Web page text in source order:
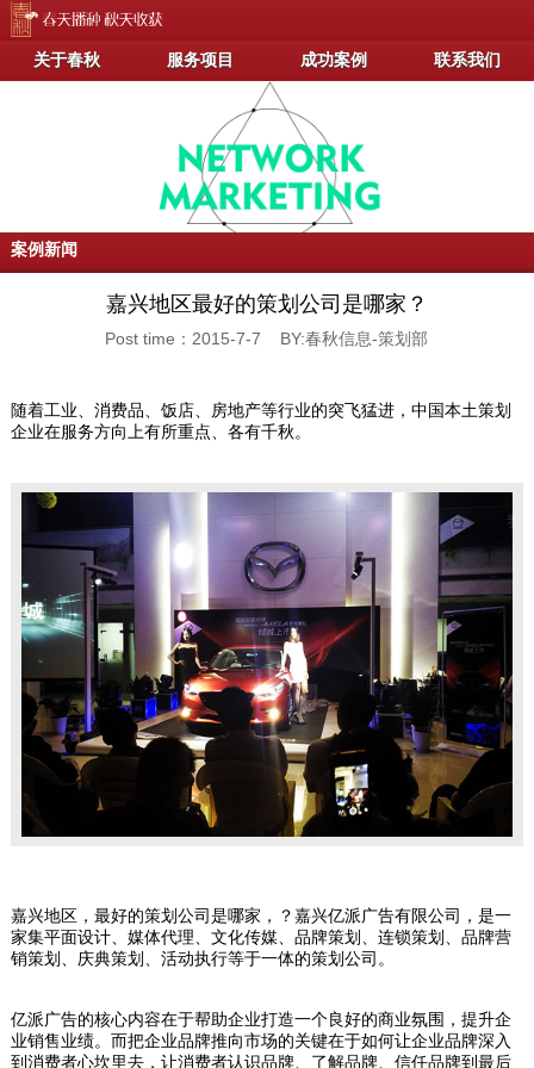
关于春秋 服务项目 成功案例 联系我们
案例新闻
嘉兴地区最好的策划公司是哪家？
Post time：2015-7-7 BY:春秋信息-策划部
随着工业、消费品、饭店、房地产等行业的突飞猛进，中国本土策划
企业在服务方向上有所重点、各有千秋。
嘉兴地区，最好的策划公司是哪家，？嘉兴亿派广告有限公司，是一
家集平面设计、媒体代理、文化传媒、品牌策划、连锁策划、品牌营
销策划、庆典策划、活动执行等于一体的策划公司。
亿派广告的核心内容在于帮助企业打造一个良好的商业氛围，提升企
业销售业绩。而把企业品牌推向市场的关键在于如何让企业品牌深入
到消费者心坎里去，让消费者认识品牌、了解品牌、信任品牌到最后